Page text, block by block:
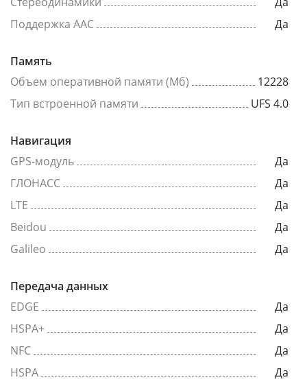
Поддержка AAC
Да
Память
Объем оперативной памяти (Мб)
12228
Тип встроенной памяти
UFS 4.0
Навигация
GPS-модуль
Да
ГЛОНАСС
Да
LTE
Да
Beidou
Да
Galileo
Да
Передача данных
EDGE
Да
HSPA+
Да
NFC
Да
HSPA
Да